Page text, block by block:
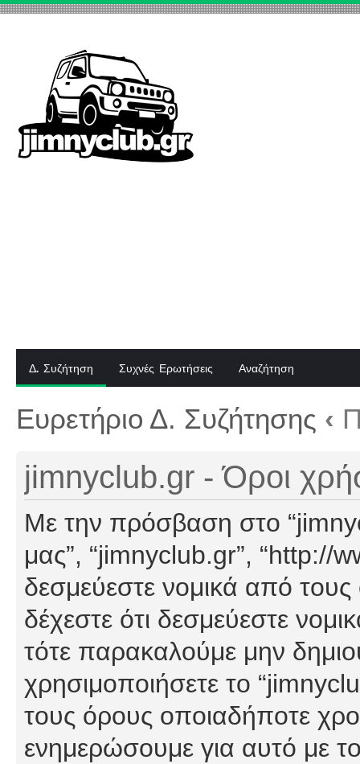
Δ. Συζήτηση Συχνές Ερωτήσεις Αναζήτηση
Ευρετήριο Δ. Συζήτησης ‹
jimnyclub.gr - Όροι
Με την πρόσβαση στο
μας”, “jimnyclub.gr”, “http://
δεσμεύεστε νομικά από
δέχεστε ότι δεσμεύεστε
τότε παρακαλούμε μην
χρησιμοποιήσετε το
τους όρους οποιαδήποτε
ενημερώσουμε για αυτό με